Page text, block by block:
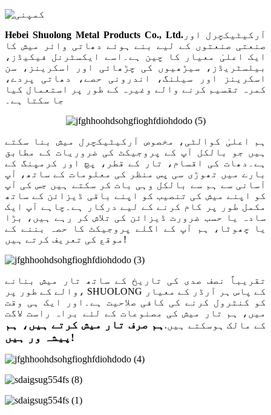
Hebei Shuolong Metal Products Co., Ltd. آرکیٹیکچرل اور
صنعتی صنعتوں کے لیے بنے ہوئے دھاتی وائر میش کا
ایک اعلیٰ معیار کا چین ہے۔اسے ایکسٹرنل فیکیڈز،
بیلسٹریڈز، سیڑھیوں کی چڑھائی اور اسکرینز، سن
اسکرینز اور سیلنگ، اندرونی حصے، دھاتی پردے،
کمرہ تقسیم کرنے والے وغیرہ کے طور پر استعمال کیا
جا سکتا ہے۔
ہم اعلیٰ کوالٹی، مخصوص آرکیٹیکچرل میش بنا سکتے
ہیں جو بالکل آپ کے پروجیکٹ کی ضروریات کے مطابق
ہے۔دھات کی اقسام، تار کے قطر، پچ اور کرمپنگ کے
بارے میں تھوڑی سی پس منظر کی معلومات کے ساتھ، آپ
آسانی سے ہم سے بالکل وہی بات کر سکتے ہیں جس کی آپ
کو اپنے میش کی تنصیب کو اپنے باقی ڈیزائن کے ساتھ
مکمل طور پر کام کرنے کے لیے درکار ہے۔چاہے آپ ایک
سادہ یا حسب ضرورت ڈیزائن کی تلاش کر رہے ہیں، بڑا
یا چھوٹا، ہم آپ کے اگلے پروجیکٹ کا حصہ بننے کے
موقع کی تعریف کرتے ہیں!
تقریباً نصف صدی کی تاریخ کے ساتھ تار میش بنانے
والے کے طور پر، SHUOLONG کے پاس ہر آرڈر کے معیار
کو کنٹرول کرنے کی کافی صلاحیت ہے۔اور ایک ہی وقت
میں، ہم تار میش کی مصنوعات کے لئے براہ راست لاگت
کے مالک ہوسکتے ہیں. ہم صرف تار میش کرتے ہیں، ہم
پیشہ ور ہیں!